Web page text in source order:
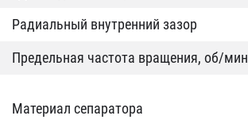
Радиальный внутренний зазор
Предельная частота вращения, об/мин
Материал сепаратора